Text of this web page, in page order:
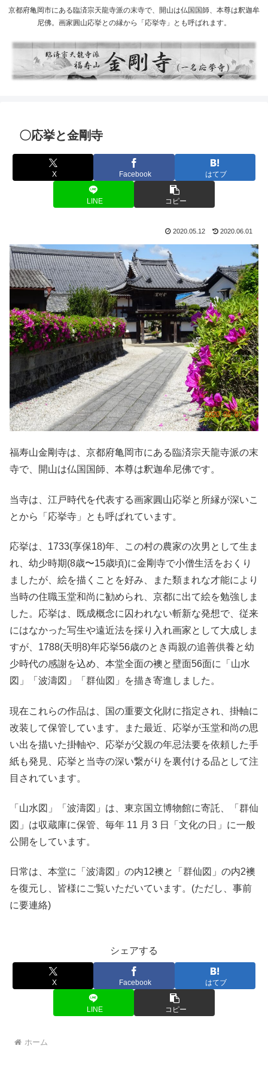
京都府亀岡市にある臨済宗天龍寺派の末寺で、開山は仏国国師、本尊は釈迦牟
尼佛。画家圓山応挙との縁から「応挙寺」とも呼ばれます。
〇応挙と金剛寺
X Facebook はてブ
LINE コピー
2020.05.12 2020.06.01
福寿山金剛寺は、京都府亀岡市にある臨済宗天龍寺派の末
寺で、開山は仏国国師、本尊は釈迦牟尼佛です。
当寺は、江戸時代を代表する画家圓山応挙と所縁が深いこ
とから「応挙寺」とも呼ばれています。
応挙は、1733(享保18)年、この村の農家の次男として生ま
れ、幼少時期(8歳〜15歳頃)に金剛寺で小僧生活をおくり
ましたが、絵を描くことを好み、また類まれな才能により
当時の住職玉堂和尚に勧められ、京都に出て絵を勉強しま
した。応挙は、既成概念に囚われない斬新な発想で、従来
にはなかった写生や遠近法を採り入れ画家として大成しま
すが、1788(天明8)年応挙56歳のとき両親の追善供養と幼
少時代の感謝を込め、本堂全面の襖と壁面56面に「山水
図」「波濤図」「群仙図」を描き寄進しました。
現在これらの作品は、国の重要文化財に指定され、掛軸に
改装して保管しています。また最近、応挙が玉堂和尚の思
い出を描いた掛軸や、応挙が父親の年忌法要を依頼した手
紙も発見、応挙と当寺の深い繋がりを裏付ける品として注
目されています。
「山水図」「波濤図」は、東京国立博物館に寄託、「群仙
図」は収蔵庫に保管、毎年 11 月 3 日「文化の日」に一般
公開をしています。
日常は、本堂に「波濤図」の内12襖と「群仙図」の内2襖
を復元し、皆様にご覧いただいています。(ただし、事前
に要連絡)
シェアする
X Facebook はてブ
LINE コピー
ホーム